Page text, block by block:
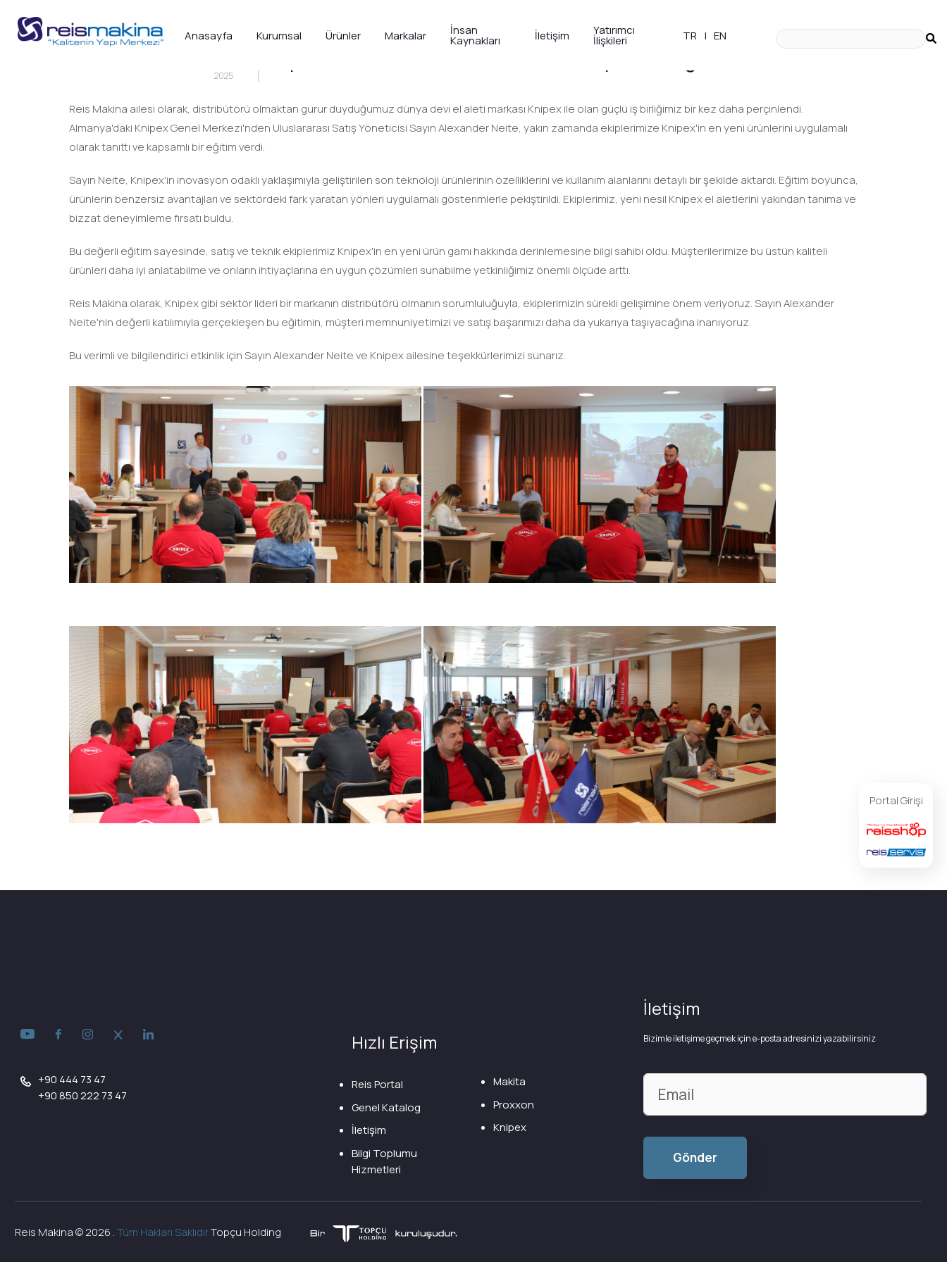
Anasayfa Kurumsal Ürünler Markalar İnsan
Kaynakları İletişim Yatırımcı
İlişkileri TR | EN
8
2025
Reis Makina ailesi olarak, distribütörü olmaktan gurur duyduğumuz dünya devi el aleti markası Knipex ile olan güçlü iş birliğimiz bir kez daha perçinlendi.
Almanya'daki Knipex Genel Merkezi'nden Uluslararası Satış Yöneticisi Sayın Alexander Neite, yakın zamanda ekiplerimize Knipex'in en yeni ürünlerini uygulamalı
olarak tanıttı ve kapsamlı bir eğitim verdi.
Sayın Neite, Knipex'in inovasyon odaklı yaklaşımıyla geliştirilen son teknoloji ürünlerinin özelliklerini ve kullanım alanlarını detaylı bir şekilde aktardı. Eğitim boyunca,
ürünlerin benzersiz avantajları ve sektördeki fark yaratan yönleri uygulamalı gösterimlerle pekiştirildi. Ekiplerimiz, yeni nesil Knipex el aletlerini yakından tanıma ve
bizzat deneyimleme fırsatı buldu.
Bu değerli eğitim sayesinde, satış ve teknik ekiplerimiz Knipex'in en yeni ürün gamı hakkında derinlemesine bilgi sahibi oldu. Müşterilerimize bu üstün kaliteli
ürünleri daha iyi anlatabilme ve onların ihtiyaçlarına en uygun çözümleri sunabilme yetkinliğimiz önemli ölçüde arttı.
Reis Makina olarak, Knipex gibi sektör lideri bir markanın distribütörü olmanın sorumluluğuyla, ekiplerimizin sürekli gelişimine önem veriyoruz. Sayın Alexander
Neite'nin değerli katılımıyla gerçekleşen bu eğitimin, müşteri memnuniyetimizi ve satış başarımızı daha da yukarıya taşıyacağına inanıyoruz.
Bu verimli ve bilgilendirici etkinlik için Sayın Alexander Neite ve Knipex ailesine teşekkürlerimizi sunarız.
Portal Girişi
+90 444 73 47
+90 850 222 73 47
Hızlı Erişim
Reis Portal
Genel Katalog
İletişim
Bilgi Toplumu
Hizmetleri
Makita
Proxxon
Knipex
İletişim
Bizimle iletişime geçmek için e-posta adresinizi yazabilirsiniz
Reis Makina ©2026 .Tüm Hakları SaklıdırTopçu Holding